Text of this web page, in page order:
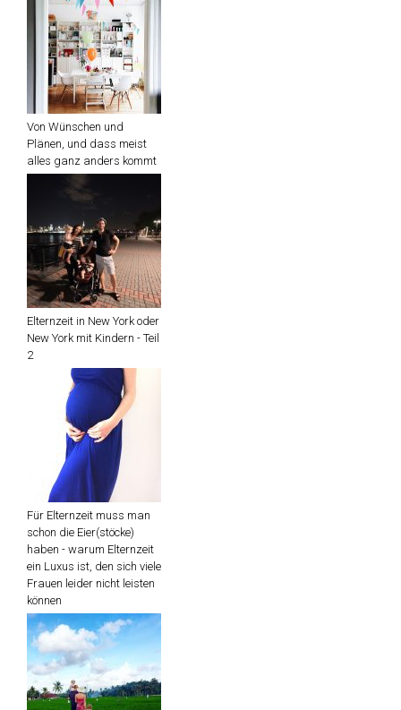
Von Wünschen und
Plänen, und dass meist
alles ganz anders kommt
Elternzeit in New York oder
New York mit Kindern - Teil
2
Für Elternzeit muss man
schon die Eier(stöcke)
haben - warum Elternzeit
ein Luxus ist, den sich viele
Frauen leider nicht leisten
können